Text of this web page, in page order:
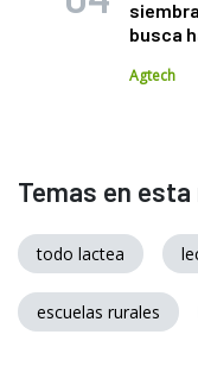
busca
Agtech
Temas en
todo lactea
escuelas rurales